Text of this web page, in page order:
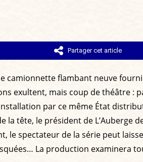
Partager cet article
camionnette flambant neuve
exultent, mais coup de théâtre
par ce même État
tête, le président de L’Auberge
spectateur de la série peut
La production examinera